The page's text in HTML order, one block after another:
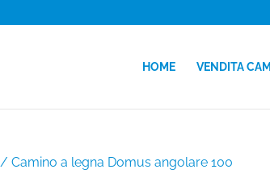
HOME VENDITA
/ Camino a legna Domus angolare 100